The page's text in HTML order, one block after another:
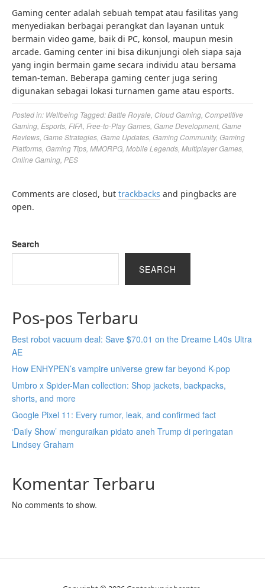
Gaming center adalah sebuah tempat atau fasilitas yang
menyediakan berbagai perangkat dan layanan untuk
bermain video game, baik di PC, konsol, maupun mesin
arcade. Gaming center ini bisa dikunjungi oleh siapa saja
yang ingin bermain game secara individu atau bersama
teman-teman. Beberapa gaming center juga sering
digunakan sebagai lokasi turnamen game atau esports.
Posted in: Wellbeing Tagged:Battle Royale Cloud Gaming Competitive
Gaming Esports FIFA Free-to-Play Games Game Development, Game
Reviews Game Strategies Game Updates Gaming Community, Gaming
Platforms Gaming Tips MMORPG Mobile Legends Multiplayer Games
Online Gaming PES
Comments are closed, but trackbacks and pingbacks are
open.
Search
SEARCH
Pos-pos Terbaru
Best robot vacuum deal: Save $70.01 on the Dreame L40s Ultra
AE
How ENHYPEN’s vampire universe grew far beyond K-pop
Umbro x Spider-Man collection: Shop jackets, backpacks,
shorts, and more
Google Pixel 11: Every rumor, leak, and confirmed fact
‘Daily Show’ menguraikan pidato aneh Trump di peringatan
Lindsey Graham
Komentar Terbaru
No comments to show.